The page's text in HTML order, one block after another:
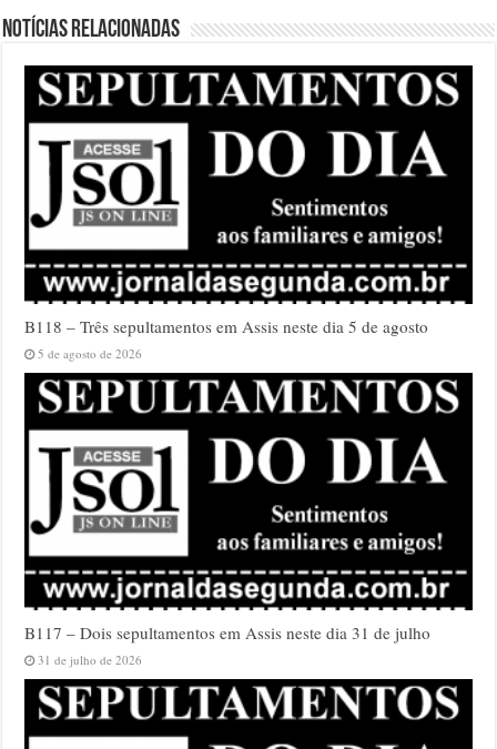
Notícias relacionadas
B118 – Três sepultamentos em Assis neste dia 5 de agosto
5 de agosto de 2026
B117 – Dois sepultamentos em Assis neste dia 31 de julho
31 de julho de 2026